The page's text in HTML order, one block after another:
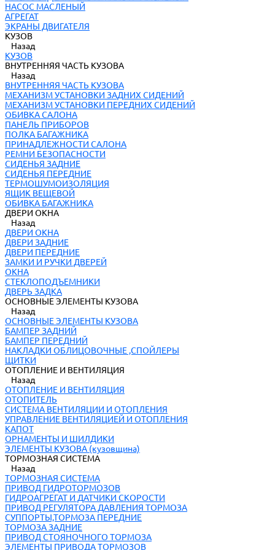
НАСОС МАСЛЕНЫЙ
АГРЕГАТ
ЭКРАНЫ ДВИГАТЕЛЯ
КУЗОВ
Назад
КУЗОВ
ВНУТРЕННЯЯ ЧАСТЬ КУЗОВА
Назад
ВНУТРЕННЯЯ ЧАСТЬ КУЗОВА
МЕХАНИЗМ УСТАНОВКИ ЗАДНИХ СИДЕНИЙ
МЕХАНИЗМ УСТАНОВКИ ПЕРЕДНИХ СИДЕНИЙ
ОБИВКА САЛОНА
ПАНЕЛЬ ПРИБОРОВ
ПОЛКА БАГАЖНИКА
ПРИНАДЛЕЖНОСТИ САЛОНА
РЕМНИ БЕЗОПАСНОСТИ
СИДЕНЬЯ ЗАДНИЕ
СИДЕНЬЯ ПЕРЕДНИЕ
ТЕРМОШУМОИЗОЛЯЦИЯ
ЯЩИК ВЕЩЕВОЙ
ОБИВКА БАГАЖНИКА
ДВЕРИ ОКНА
Назад
ДВЕРИ ОКНА
ДВЕРИ ЗАДНИЕ
ДВЕРИ ПЕРЕДНИЕ
ЗАМКИ И РУЧКИ ДВЕРЕЙ
ОКНА
СТЕКЛОПОДЪЕМНИКИ
ДВЕРЬ ЗАДКА
ОСНОВНЫЕ ЭЛЕМЕНТЫ КУЗОВА
Назад
ОСНОВНЫЕ ЭЛЕМЕНТЫ КУЗОВА
БАМПЕР ЗАДНИЙ
БАМПЕР ПЕРЕДНИЙ
НАКЛАДКИ ОБЛИЦОВОЧНЫЕ ,СПОЙЛЕРЫ
ЩИТКИ
ОТОПЛЕНИЕ И ВЕНТИЛЯЦИЯ
Назад
ОТОПЛЕНИЕ И ВЕНТИЛЯЦИЯ
ОТОПИТЕЛЬ
СИСТЕМА ВЕНТИЛЯЦИИ И ОТОПЛЕНИЯ
УПРАВЛЕНИЕ ВЕНТИЛЯЦИЕЙ И ОТОПЛЕНИЯ
КАПОТ
ОРНАМЕНТЫ И ШИЛДИКИ
ЭЛЕМЕНТЫ КУЗОВА (кузовщина)
ТОРМОЗНАЯ СИСТЕМА
Назад
ТОРМОЗНАЯ СИСТЕМА
ПРИВОД ГИДРОТОРМОЗОВ
ГИДРОАГРЕГАТ И ДАТЧИКИ СКОРОСТИ
ПРИВОД РЕГУЛЯТОРА ДАВЛЕНИЯ ТОРМОЗА
СУППОРТЫ,ТОРМОЗА ПЕРЕДНИЕ
ТОРМОЗА ЗАДНИЕ
ПРИВОД СТОЯНОЧНОГО ТОРМОЗА
ЭЛЕМЕНТЫ ПРИВОДА ТОРМОЗОВ